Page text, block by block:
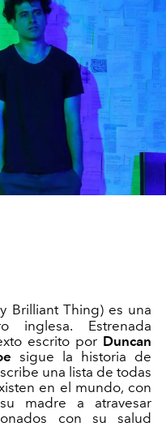
Brilliant Thing) es una
inglesa. Estrenada
escrito por Duncan
sigue la historia de
una lista de todas
en el mundo, con
madre a atravesar
con su salud